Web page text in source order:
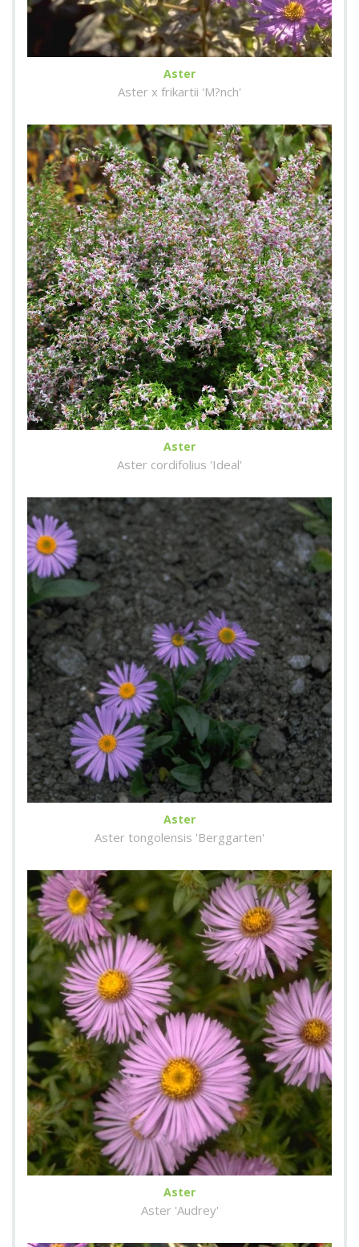
Aster
Aster x frikartii 'M?nch'
Aster
Aster cordifolius 'Ideal'
Aster
Aster tongolensis 'Berggarten'
Aster
Aster 'Audrey'